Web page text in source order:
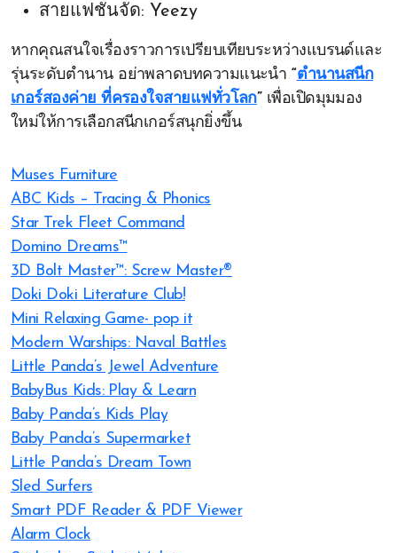
สายแฟชั่นจัด: Yeezy
หากคุณสนใจเรื่องราวการเปรียบเทียบระหว่างแบรนด์และ
รุ่นระดับตำนาน อย่าพลาดบทความแนะนำ“ตำนานสนีก
เกอร์สองค่าย ที่ครองใจสายแฟทั่วโลก”เพื่อเปิดมุมมอง
ใหม่ให้การเลือกสนีกเกอร์สนุกยิ่งขึ้น
Muses Furniture
ABC Kids – Tracing & Phonics
Star Trek Fleet Command
Domino Dreams™
3D Bolt Master™: Screw Master®
Doki Doki Literature Club!
Mini Relaxing Game- pop it
Modern Warships: Naval Battles
Little Panda’s Jewel Adventure
BabyBus Kids: Play & Learn
Baby Panda’s Kids Play
Baby Panda’s Supermarket
Little Panda’s Dream Town
Sled Surfers
Smart PDF Reader & PDF Viewer
Alarm Clock